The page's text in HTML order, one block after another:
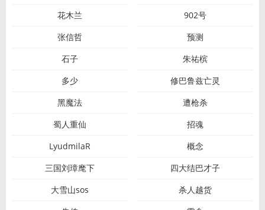
花木兰
902号
张信哲
预测
石子
朱祐槟
多少
修巴鲁兹亡灵
黑魔法
遭枪杀
蜀人重仙
招魂
LyudmilaR
概念
三国刘璋麾下
四大结巴才子
大雪山sos
杀人越货